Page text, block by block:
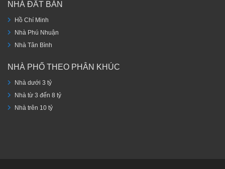
NHÀ ĐẤT BÁN
Hồ Chí Minh
Nhà Phú Nhuận
Nhà Tân Bình
NHÀ PHỐ THEO PHÂN KHÚC
Nhà dưới 3 tỷ
Nhà từ 3 đến 8 tỷ
Nhà trên 10 tỷ